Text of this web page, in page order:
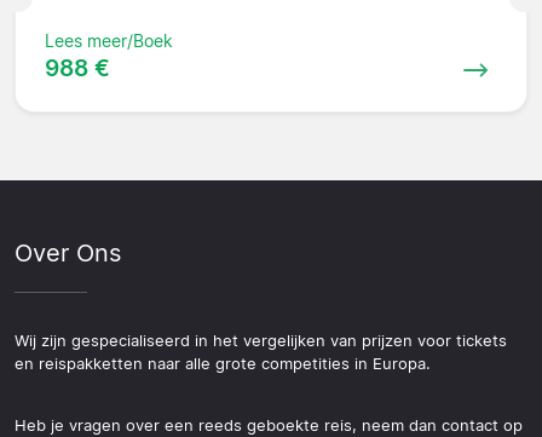
Lees meer/Boek
988 €
Over Ons
Wij zijn gespecialiseerd in het vergelijken van prijzen voor tickets
en reispakketten naar alle grote competities in Europa.
Heb je vragen over een reeds geboekte reis, neem dan contact op